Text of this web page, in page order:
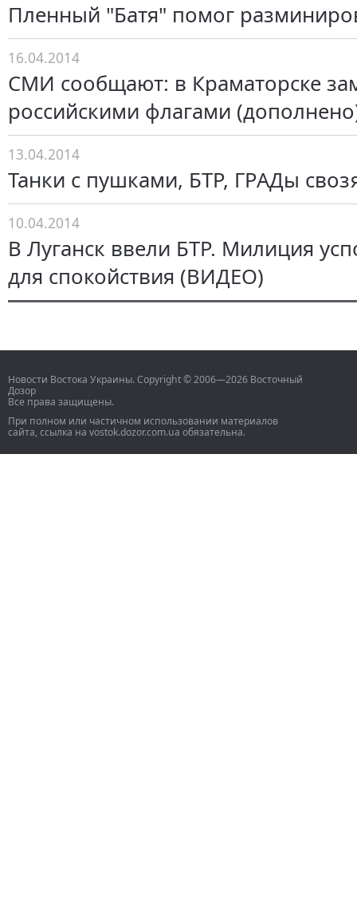
Пленный "Батя" помог
16.04.2014
СМИ сообщают: в Краматорске
российскими флагами
13.04.2014
Танки с пушками, БТР, ГРАДы
10.04.2014
В Луганск ввели БТР. Милиция
для спокойствия (ВИДЕО)
Новости Востока Украины. Copyright © 2006—2026 Восточный
Дозор
Все права защищены.
При полном или частичном использовании материалов
сайта, ссылка на vostok.dozor.com.ua обязательна.